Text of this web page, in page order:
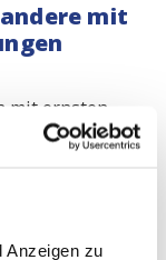
Anzeigen zu
mit
mit ernsten
oder
dastehen, wenn
wir in der